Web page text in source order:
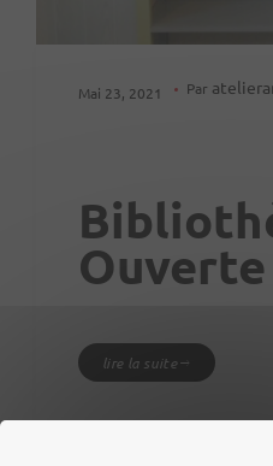
Mai 23, 2021 Par
Ouverte
lire la suite